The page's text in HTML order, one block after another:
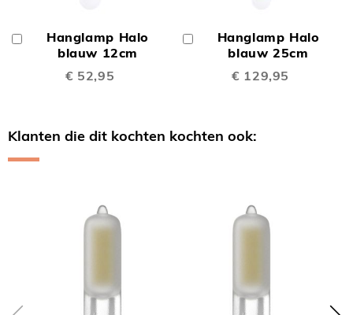
Hanglamp Halo
blauw 12cm
€ 52,95
Winkelwagen
Hanglamp Halo
blauw 25cm
€ 129,95
Winkelwagen
Klanten die dit kochten kochten ook: